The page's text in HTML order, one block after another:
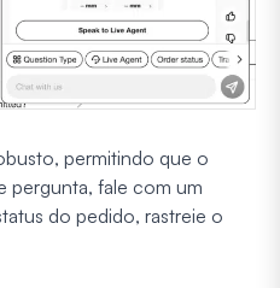
permitindo que o
pergunta, fale com um
do pedido, rastreie o